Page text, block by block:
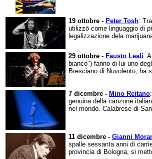
19 ottobre - Peter Tosh:
utilizzò come linguaggio di
legalizzazione dela
29 ottobre - Fausto Leali:
bianco") fanno di lui uno
Bresciano di Nuvolento, ha
7 dicembre - Mino Reitano
genuina della canzone
nel mondo. Calabrese di
11 dicembre - Gianni
spalle sessanta anni di
provincia di Bologna, si